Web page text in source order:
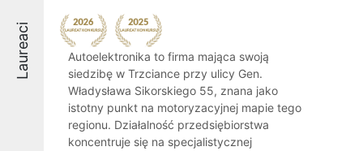
Laureaci
Autoelektronika to firma mająca swoją
siedzibę w Trzciance przy ulicy Gen.
Władysława Sikorskiego 55, znana jako
istotny punkt na motoryzacyjnej mapie tego
regionu. Działalność przedsiębiorstwa
koncentruje się na specjalistycznej